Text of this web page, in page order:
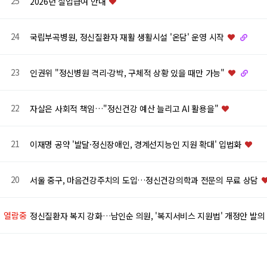
24 국립부곡병원, 정신질환자 재활 생활시설 '온담' 운영 시작
23 인권위 "정신병원 격리·강박, 구체적 상황 있을 때만 가능"
22 자살은 사회적 책임…"정신건강 예산 늘리고 AI 활용을"
21 이재명 공약 '발달·정신장애인, 경계선지능인 지원 확대' 입법화
20 서울 중구, 마음건강주치의 도입…정신건강의학과 전문의 무료 상담
열람중 정신질환자 복지 강화…남인순 의원, '복지서비스 지원법' 개정안 발의